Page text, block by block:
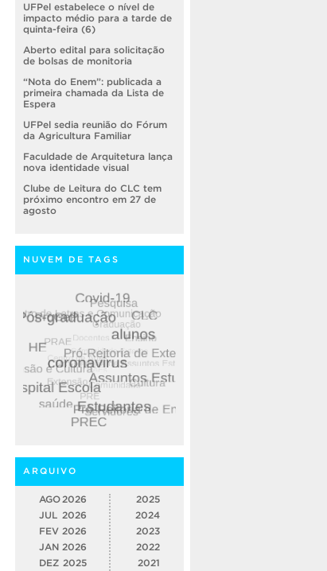
UFPel estabelece o nível de
impacto médio para a tarde de
quinta-feira (6)
Aberto edital para solicitação
de bolsas de monitoria
“Nota do Enem”: publicada a
primeira chamada da Lista de
Espera
UFPel sedia reunião do Fórum
da Agricultura Familiar
Faculdade de Arquitetura lança
nova identidade visual
Clube de Leitura do CLC tem
próximo encontro em 27 de
agosto
NUVEM DE TAGS
ARQUIVO
AGO 2026
JUL 2026
FEV 2026
JAN 2026
DEZ 2025
2025
2024
2023
2022
2021